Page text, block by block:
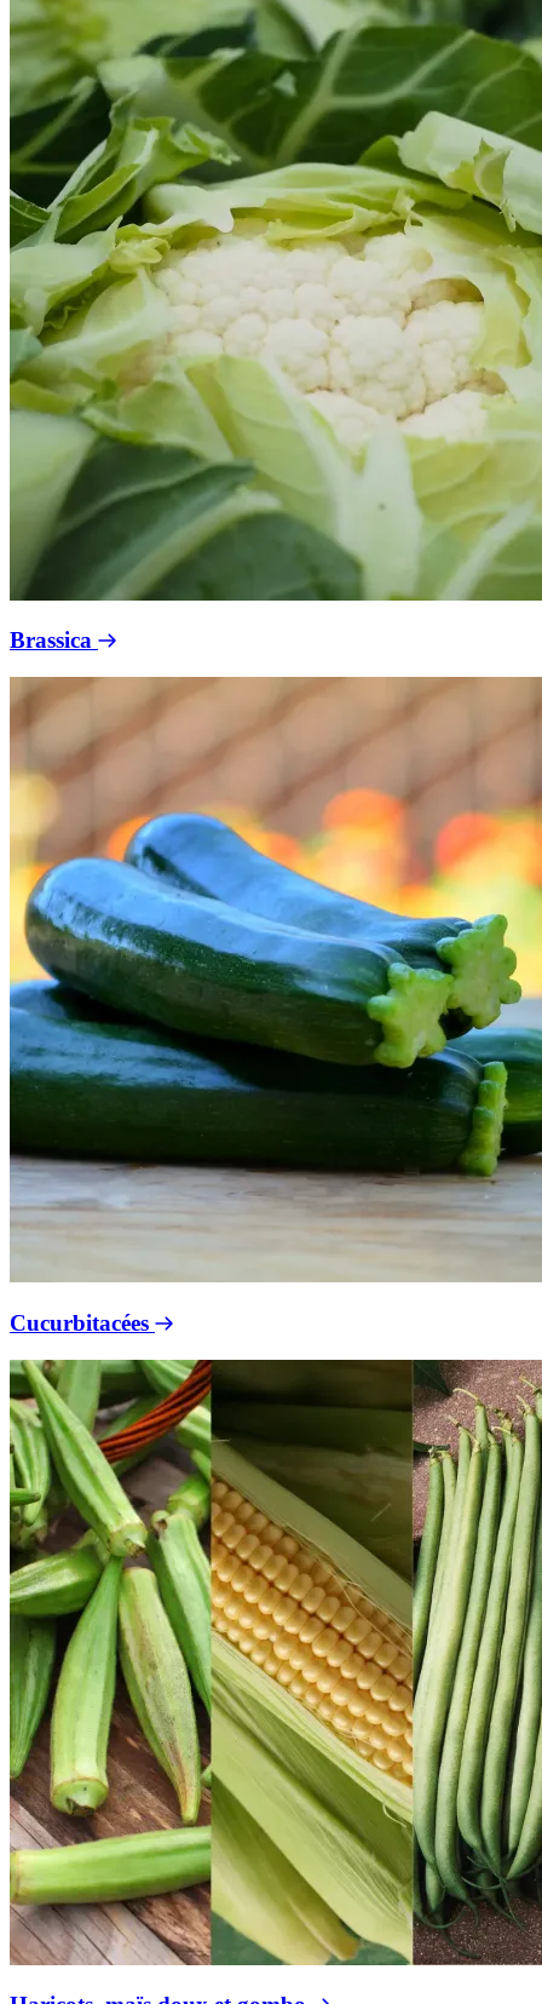
Brassica
Cucurbitacées